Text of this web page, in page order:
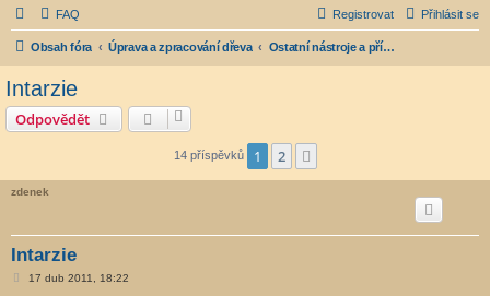
FAQ Přihlásit se
Registrovat
Obsah fóra Úprava a zpracování dřeva Ostatní nástroje a přípravky na úpravu dřeva
Intarzie
Odpovědět
14 příspěvků 1 2
zdenek
Intarzie
P17 dub 2011, 18:22